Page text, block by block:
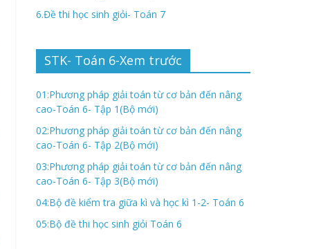
6.Đề thi học sinh giỏi- Toán 7
STK- Toán 6-Xem trước
01:Phương pháp giải toán từ cơ bản đến nâng
cao-Toán 6- Tập 1(Bộ mới)
02:Phương pháp giải toán từ cơ bản đến nâng
cao-Toán 6- Tập 2(Bộ mới)
03:Phương pháp giải toán từ cơ bản đến nâng
cao-Toán 6- Tập 3(Bộ mới)
04:Bộ đề kiểm tra giữa kì và học kì 1-2- Toán 6
05:Bộ đề thi học sinh giỏi Toán 6